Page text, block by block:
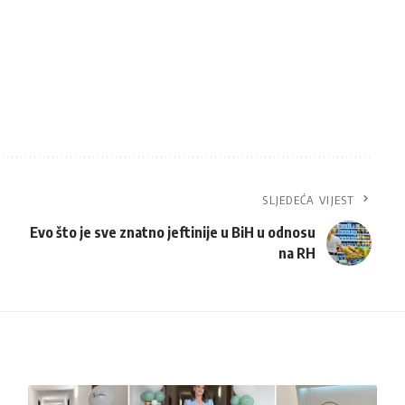
SLJEDEĆA VIJEST
Evo što je sve znatno jeftinije u BiH u odnosu
na RH